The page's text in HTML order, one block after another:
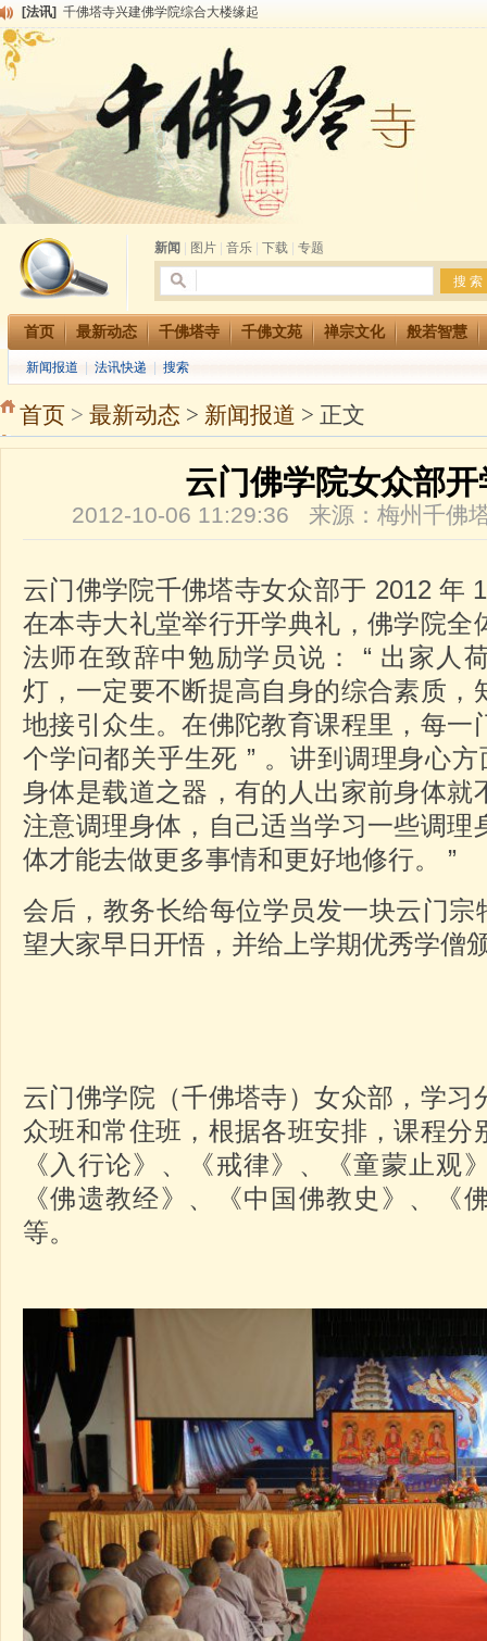
[法讯] 千佛塔寺兴建佛学院综合大楼缘起
[法讯]
千佛塔寺阅藏堂周末阅藏报名通知
清明节祭祖报恩地藏法会
[法讯]
本寺方丈上明下慧尼和尚开讲《六祖坛经》
[法讯] 2015-3-26师父于法堂对大众的开示
[法讯]
广东千佛塔寺云门佛学院女众部 2016年招生简章
[法讯]
恭请海涛法师莅临千佛塔寺弘法
[法讯]
2014年七月大法会 祈福息灾地藏七 冥阳两利普渡群蒙盂兰盆
[法讯] 千佛塔寺云门佛学院女众部2014年招生简章
新闻
图片 音乐 下载 专题
首页 最新动态 千佛塔寺 千佛文苑 禅宗文化 般若智慧
新闻报道 法讯快递 搜索
首页 > 最新动态 > 新闻报道 > 正文
云门佛学院女众部
2012-10-06 11:29:36 来源：梅州千佛
云门佛学院千佛塔寺女众部于 2012 年
在本寺大礼堂举行开学典礼，佛学院全
法师在致辞中勉励学员说： “ 出家人
灯，一定要不断提高自身的综合素质，
地接引众生。在佛陀教育课程里，每一
个学问都关乎生死 ” 。讲到调理身心
身体是载道之器，有的人出家前身体就
注意调理身体，自己适当学习一些调理
体才能去做更多事情和更好地修行。 ”
会后，教务长给每位学员发一块云门宗
望大家早日开悟，并给上学期优秀学僧
云门佛学院（千佛塔寺）女众部，学习
众班和常住班，根据各班安排，课程分
《入行论》、《戒律》、《童蒙止观
《佛遗教经》、《中国佛教史》、《
等。